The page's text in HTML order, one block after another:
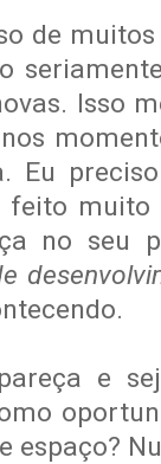
de
Isso
Eu
muito
no seu
e
espaço?